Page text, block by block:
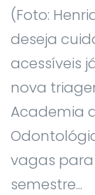
(Foto:
deseja
acessíveis
nova
Academia
vagas
semestre...